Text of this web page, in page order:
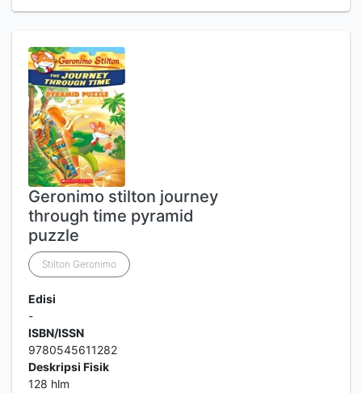
Geronimo stilton journey
through time pyramid
puzzle
Stilton Geronimo
Edisi
-
ISBN/ISSN
9780545611282
Deskripsi Fisik
128 hlm